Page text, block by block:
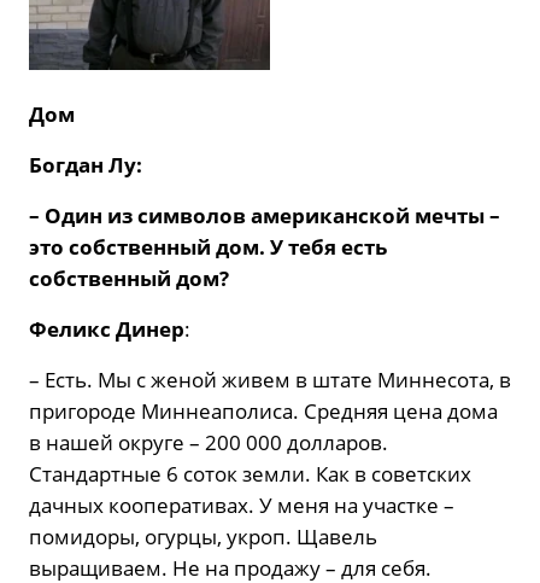
Дом
Богдан Лу:
– Один из символов американской мечты –
это собственный дом. У тебя есть
собственный дом?
Феликс Динер:
– Есть. Мы с женой живем в штате Миннесота, в
пригороде Миннеаполиса. Средняя цена дома
в нашей округе – 200 000 долларов.
Стандартные 6 соток земли. Как в советских
дачных кооперативах. У меня на участке –
помидоры, огурцы, укроп. Щавель
выращиваем. Не на продажу – для себя.